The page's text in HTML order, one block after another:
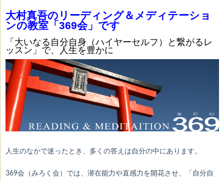
大村真吾のリーディング＆メディテーショ
ンの教室「369会」です
「大いなる自分自身（ハイヤーセルフ）と繋がるレ
ッスン」で、人生を豊かに
人生のなかで迷ったとき、多くの答えは自分の中にあります。
369会（みろく会）では、潜在能力や直感力を開花させ、「自分自